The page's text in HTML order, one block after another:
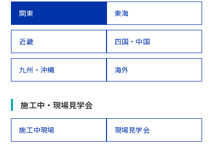
関東 東海
近畿 四国・中国
九州・沖縄 海外
施工中・現場見学会
施工中現場 現場見学会